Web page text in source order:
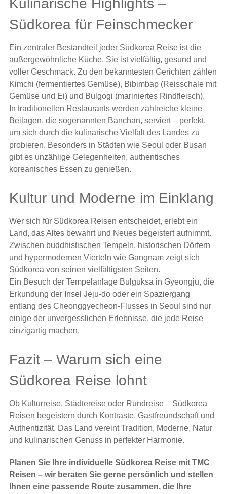
Südkorea für Feinschmecker
Ein zentraler Bestandteil jeder Südkorea Reise ist die
außergewöhnliche Küche. Sie ist vielfältig, gesund und
voller Geschmack. Zu den bekanntesten Gerichten zählen
Kimchi (fermentiertes Gemüse), Bibimbap (Reisschale mit
Gemüse und Ei) und Bulgogi (mariniertes Rindfleisch).
In traditionellen Restaurants werden zahlreiche kleine
Beilagen, die sogenannten Banchan, serviert – perfekt,
um sich durch die kulinarische Vielfalt des Landes zu
probieren. Besonders in Städten wie Seoul oder Busan
gibt es unzählige Gelegenheiten, authentisches
koreanisches Essen zu genießen.
Kultur und Moderne im Einklang
Wer sich für Südkorea Reisen entscheidet, erlebt ein
Land, das Altes bewahrt und Neues begeistert aufnimmt.
Zwischen buddhistischen Tempeln, historischen Dörfern
und hypermodernen Vierteln wie Gangnam zeigt sich
Südkorea von seinen vielfältigsten Seiten.
Ein Besuch der Tempelanlage Bulguksa in Gyeongju, die
Erkundung der Insel Jeju-do oder ein Spaziergang
entlang des Cheonggyecheon-Flusses in Seoul sind nur
einige der unvergesslichen Erlebnisse, die jede Reise
einzigartig machen.
Fazit – Warum sich eine
Südkorea Reise lohnt
Ob Kulturreise, Städtereise oder Rundreise – Südkorea
Reisen begeistern durch Kontraste, Gastfreundschaft und
Authentizität. Das Land vereint Tradition, Moderne, Natur
und kulinarischen Genuss in perfekter Harmonie.
Planen Sie Ihre individuelle Südkorea Reise mit TMC
Reisen – wir beraten Sie gerne persönlich und stellen
Ihnen eine passende Route zusammen, die Ihre